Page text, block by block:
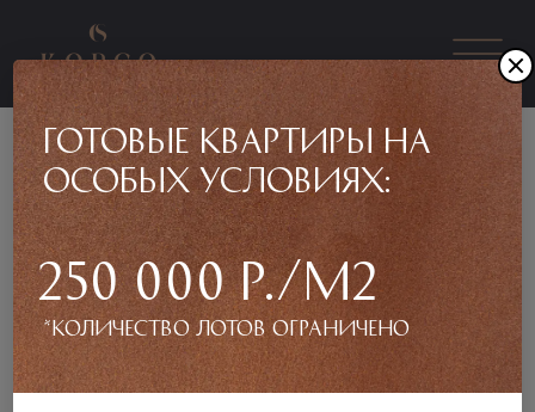
Вернуться назад
Дом 2, Блок-секция 3, Подъезд 2,
Этаж 7, Квартира 65
готовые квартиры на
особых условиях:
250 000 Р./м2
*количество лотов ограничено